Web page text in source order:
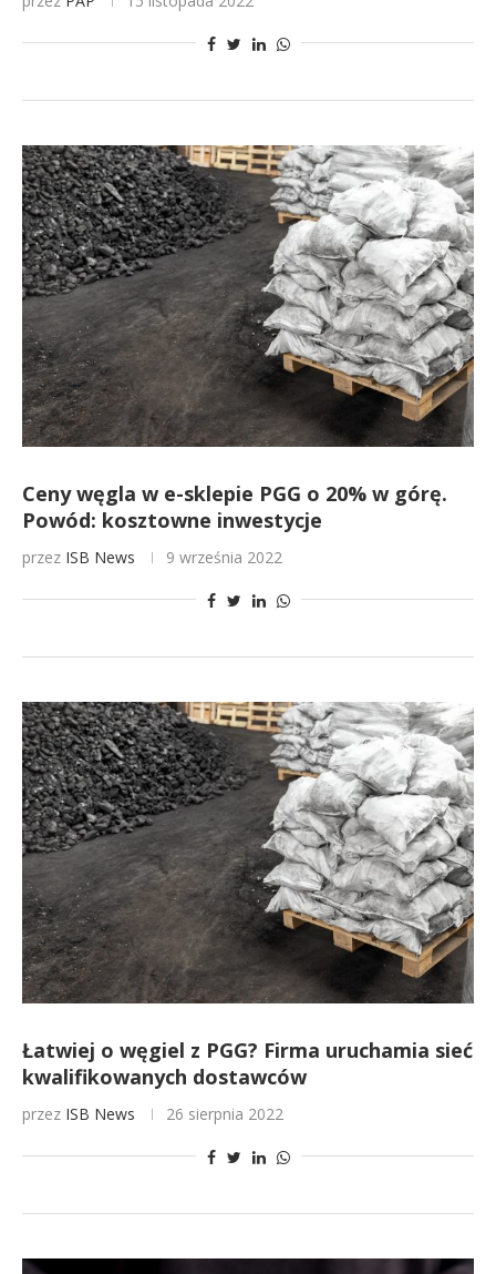
Ceny węgla w e-sklepie PGG o 20% w górę.
Powód: kosztowne inwestycje
przez ISB News 9 września 2022
Łatwiej o węgiel z PGG? Firma uruchamia sieć
kwalifikowanych dostawców
przez ISB News 26 sierpnia 2022